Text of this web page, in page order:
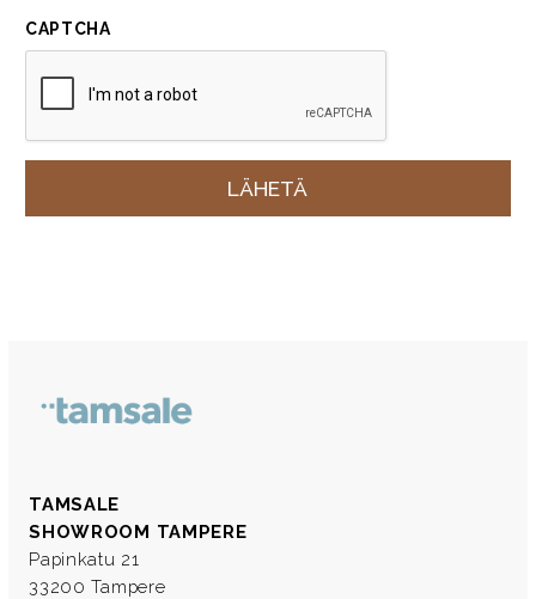
CAPTCHA
TAMSALE
SHOWROOM TAMPERE
Papinkatu 21
33200 Tampere